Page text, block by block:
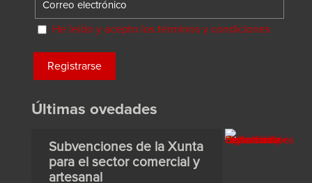
He leído y acepto los términos y condiciones
Últimas ovedades
Subvenciones de la Xunta
para el sector comercial y
artesanal